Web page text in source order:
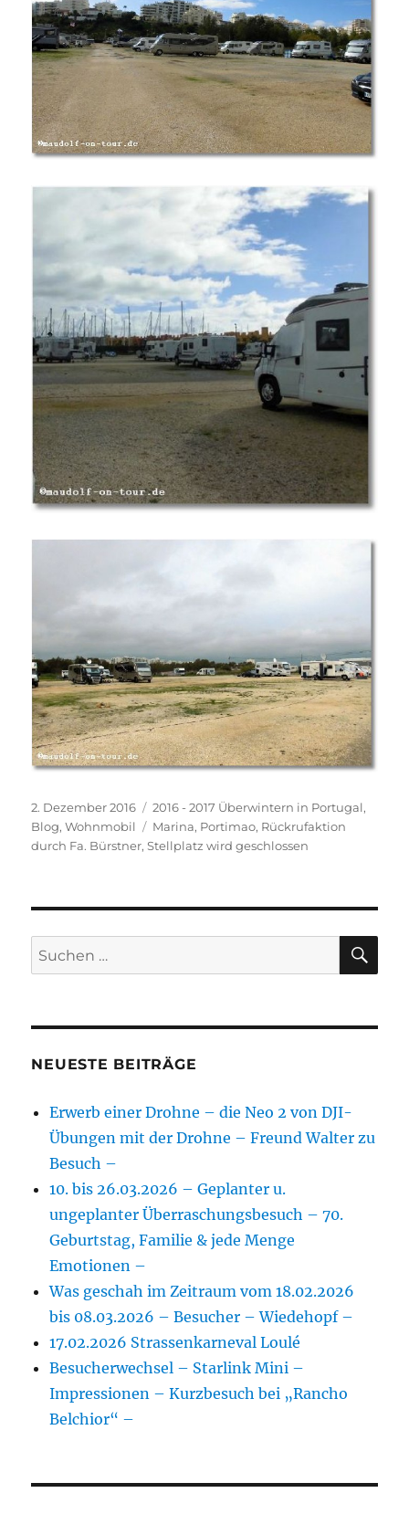
Veröffentlicht
am
2. Dezember 2016 Kategorien
2016 - 2017 Überwintern in Portugal,
Blog,Wohnmobil Schlagwörter
Marina, Portimao, Rückrufaktion
durch Fa. Bürstner,Stellplatz wird geschlossen
Suchen
nach:
NEUESTE BEITRÄGE
Erwerb einer Drohne – die Neo 2 von DJI-
Übungen mit der Drohne – Freund Walter zu
Besuch –
10. bis 26.03.2026 – Geplanter u.
ungeplanter Überraschungsbesuch – 70.
Geburtstag, Familie & jede Menge
Emotionen –
Was geschah im Zeitraum vom 18.02.2026
bis 08.03.2026 – Besucher – Wiedehopf –
17.02.2026 Strassenkarneval Loulé
Besucherwechsel – Starlink Mini –
Impressionen – Kurzbesuch bei „Rancho
Belchior“ –